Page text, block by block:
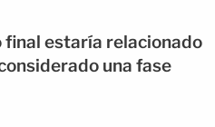
estaría relacionado
una fase